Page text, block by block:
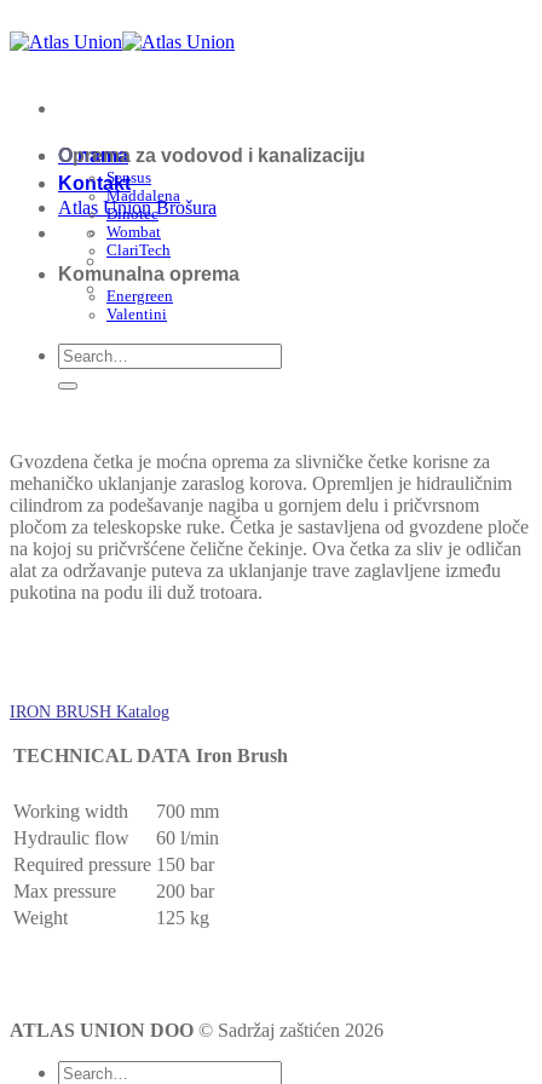
to
O nama
Kontakt
Atlas Union Brošura
Oprema za vodovod i kanalizaciju
Sensus
Maddalena
Dinotec
Wombat
ClariTech
Komunalna oprema
Energreen
Valentini
Gvozdena četka je moćna oprema za slivničke četke korisne za
mehaničko uklanjanje zaraslog korova. Opremljen je hidrauličnim
cilindrom za podešavanje nagiba u gornjem delu i pričvrsnom
pločom za teleskopske ruke. Četka je sastavljena od gvozdene ploče
na kojoj su pričvršćene čelične čekinje. Ova četka za sliv je odličan
alat za održavanje puteva za uklanjanje trave zaglavljene između
pukotina na podu ili duž trotoara.
IRON BRUSH Katalog
TECHNICAL DATA Iron Brush
Working width
700 mm
Hydraulic flow
60 l/min
Required pressure 150 bar
Max pressure
200 bar
Weight
125 kg
ATLAS UNION DOO © Sadržaj zaštićen 2026